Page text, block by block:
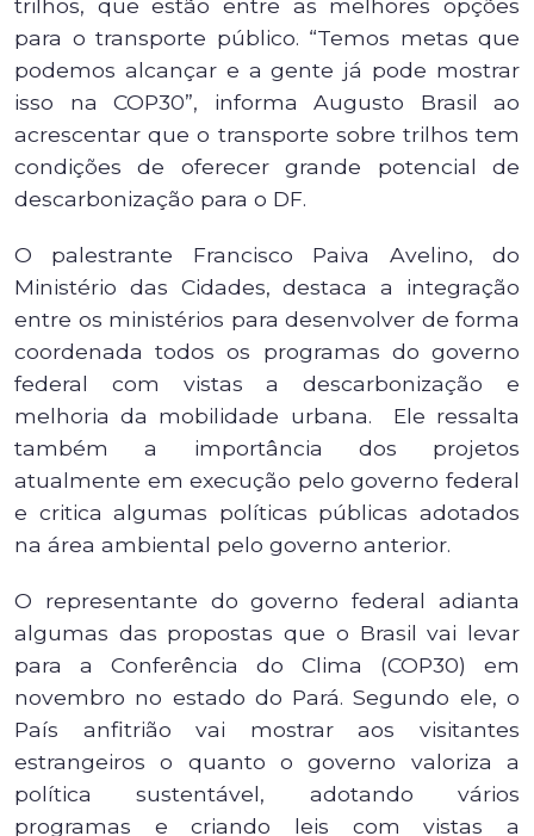
trilhos, que estão entre as melhores opções
para o transporte público. “Temos metas que
podemos alcançar e a gente já pode mostrar
isso na COP30”, informa Augusto Brasil ao
acrescentar que o transporte sobre trilhos tem
condições de oferecer grande potencial de
descarbonização para o DF.
O palestrante Francisco Paiva Avelino, do
Ministério das Cidades, destaca a integração
entre os ministérios para desenvolver de forma
coordenada todos os programas do governo
federal com vistas a descarbonização e
melhoria da mobilidade urbana. Ele ressalta
também a importância dos projetos
atualmente em execução pelo governo federal
e critica algumas políticas públicas adotados
na área ambiental pelo governo anterior.
O representante do governo federal adianta
algumas das propostas que o Brasil vai levar
para a Conferência do Clima (COP30) em
novembro no estado do Pará. Segundo ele, o
País anfitrião vai mostrar aos visitantes
estrangeiros o quanto o governo valoriza a
política sustentável, adotando vários
programas e criando leis com vistas a